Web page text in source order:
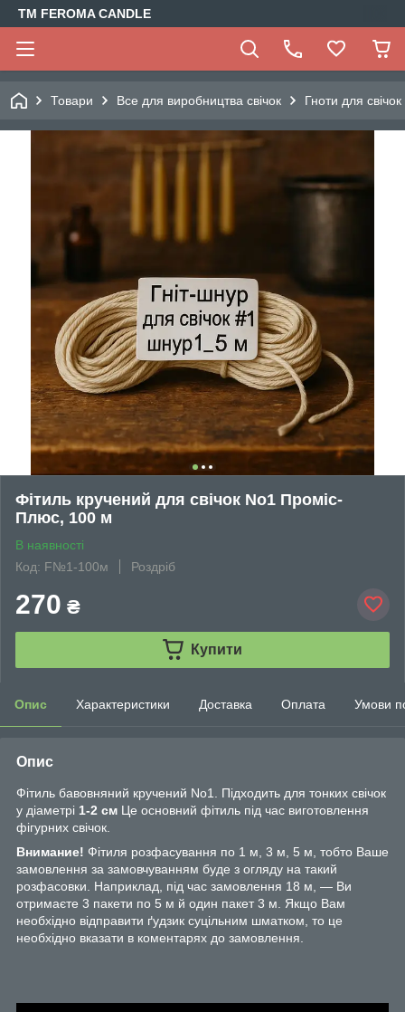
TM FEROMA CANDLE
Товари Все для виробництва свічок Гноти для свічок
Фітиль кручений для свічок No1 Проміс-
Плюс, 100 м
В наявності
Код: F№1-100м
Роздріб
270 ₴
Купити
Опис Характеристики Доставка Оплата Умови
Опис
Фітиль бавовняний кручений No1. Підходить для тонких свічок
у діаметрі 1-2 см Це основний фітиль під час виготовлення
фігурних свічок.
Внимание! Фітиля розфасування по 1 м, 3 м, 5 м, тобто Ваше
замовлення за замовчуванням буде з огляду на такий
розфасовки. Наприклад, під час замовлення 18 м, — Ви
отримаєте 3 пакети по 5 м й один пакет 3 м. Якщо Вам
необхідно відправити ґудзик суцільним шматком, то це
необхідно вказати в коментарях до замовлення.